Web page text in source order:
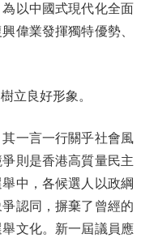
以中國式現代化全面
偉業發揮獨特優勢、
良好形象。
一言一行關乎社會風
則是香港高質量民主
中，各候選人以政綱
認同，摒棄了曾經的
文化。新一屆議員應